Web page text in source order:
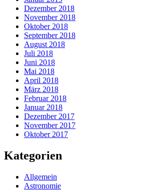
Dezember 2018
November 2018
Oktober 2018
September 2018
August 2018
Juli 2018
Juni 2018
Mai 2018
April 2018
März 2018
Februar 2018
Januar 2018
Dezember 2017
November 2017
Oktober 2017
Kategorien
Allgemein
Astronomie